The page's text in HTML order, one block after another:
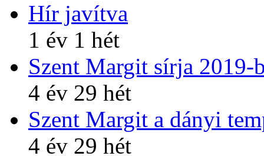
Hír javítva
1 év 1 hét
Szent Margit sírja 2019-
4 év 29 hét
Szent Margit a dányi
4 év 29 hét